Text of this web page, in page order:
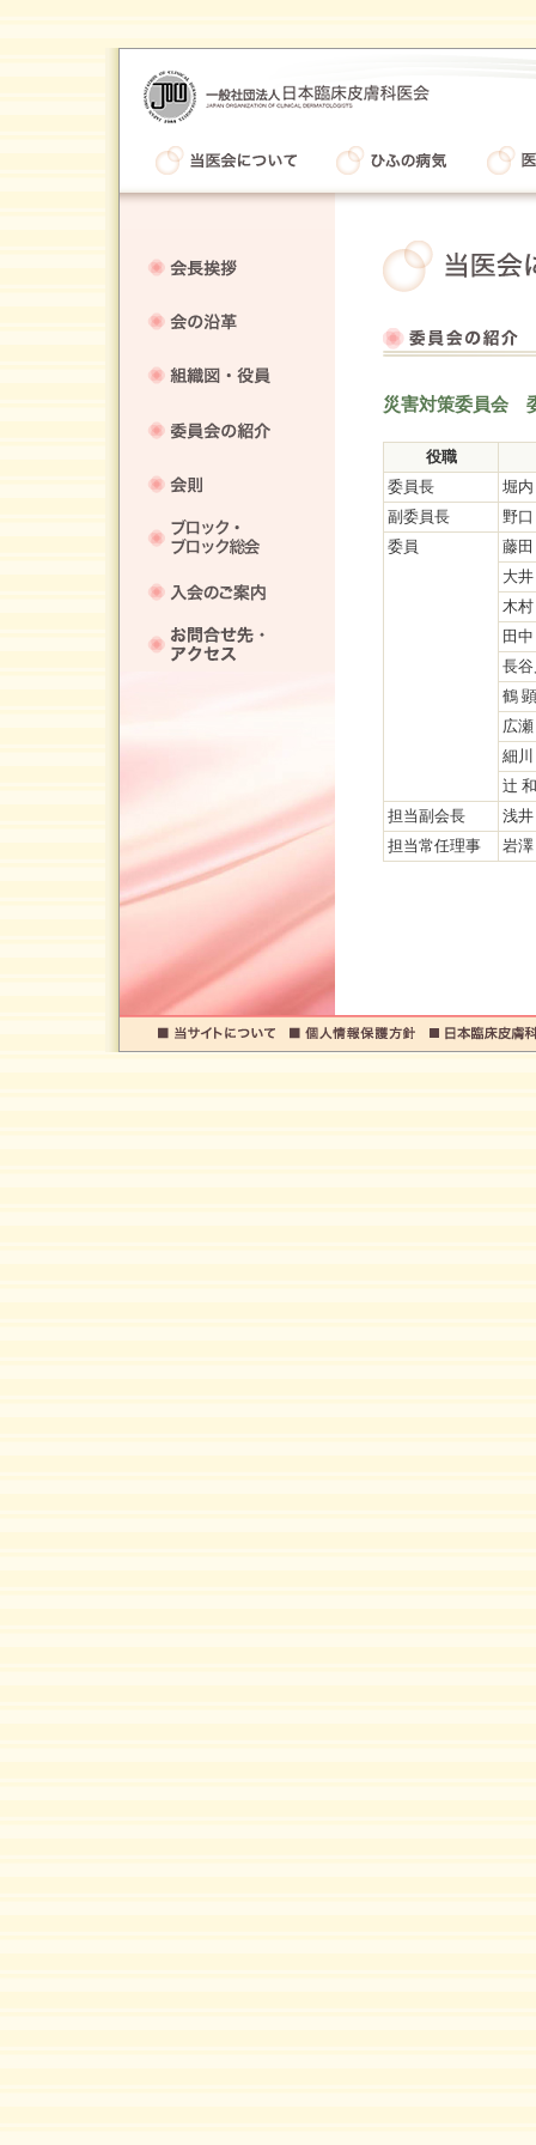
災害対策委員会
役職
委員長
堀
副委員長
野
委員
藤
大
木
田
長
鶴
広
細
辻
担当副会長
浅
担当常任理事
岩